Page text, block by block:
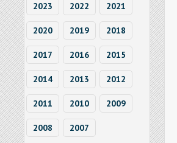
2023 2022 2021
2020 2019 2018
2017 2016 2015
2014 2013 2012
2011 2010 2009
2008 2007